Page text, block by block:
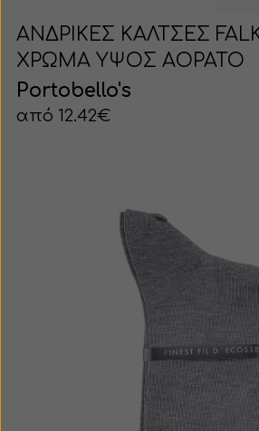
ΑΝΔΡΙΚΕΣ ΚΑΛΤΣΕΣ
ΧΡΩΜΑ ΥΨΟΣ ΑΟΡΑΤΟ
Portobello's
από 12.42€